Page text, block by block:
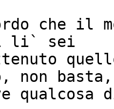
che il
li` sei
non basta,